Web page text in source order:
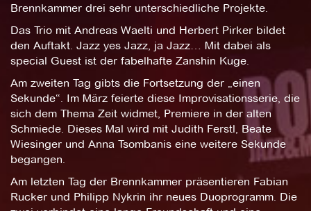
Brennkammer drei sehr unterschiedliche Projekte.
Das Trio mit Andreas Waelti und Herbert Pirker bildet
den Auftakt. Jazz yes Jazz, ja Jazz… Mit dabei als
special Guest ist der fabelhafte Zanshin Kuge.
Am zweiten Tag gibts die Fortsetzung der „einen
Sekunde“. Im März feierte diese Improvisationsserie, die
sich dem Thema Zeit widmet, Premiere in der alten
Schmiede. Dieses Mal wird mit Judith Ferstl, Beate
Wiesinger und Anna Tsombanis eine weitere Sekunde
begangen.
Am letzten Tag der Brennkammer präsentieren Fabian
Rucker und Philipp Nykrin ihr neues Duoprogramm. Die